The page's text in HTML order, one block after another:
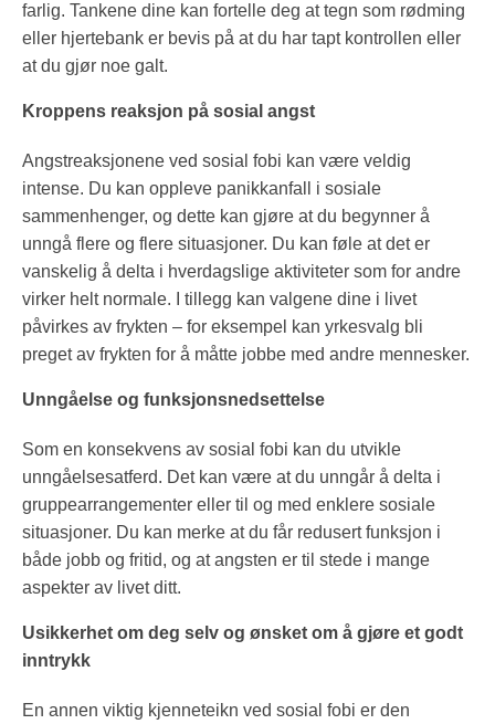
farlig. Tankene dine kan fortelle deg at tegn som rødming
eller hjertebank er bevis på at du har tapt kontrollen eller
at du gjør noe galt.
Kroppens reaksjon på sosial angst
Angstreaksjonene ved sosial fobi kan være veldig
intense. Du kan oppleve panikkanfall i sosiale
sammenhenger, og dette kan gjøre at du begynner å
unngå flere og flere situasjoner. Du kan føle at det er
vanskelig å delta i hverdagslige aktiviteter som for andre
virker helt normale. I tillegg kan valgene dine i livet
påvirkes av frykten – for eksempel kan yrkesvalg bli
preget av frykten for å måtte jobbe med andre mennesker.
Unngåelse og funksjonsnedsettelse
Som en konsekvens av sosial fobi kan du utvikle
unngåelsesatferd. Det kan være at du unngår å delta i
gruppearrangementer eller til og med enklere sosiale
situasjoner. Du kan merke at du får redusert funksjon i
både jobb og fritid, og at angsten er til stede i mange
aspekter av livet ditt.
Usikkerhet om deg selv og ønsket om å gjøre et godt
inntrykk
En annen viktig kjenneteikn ved sosial fobi er den